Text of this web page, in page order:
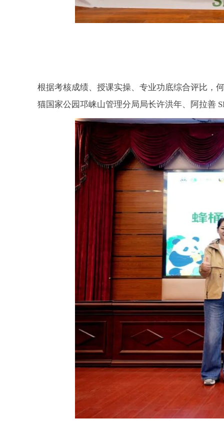
根据考核成绩、授课实操、专业功底综合评比，
猫国家公园邛崃山管理分局局长许洪年、阿拉善